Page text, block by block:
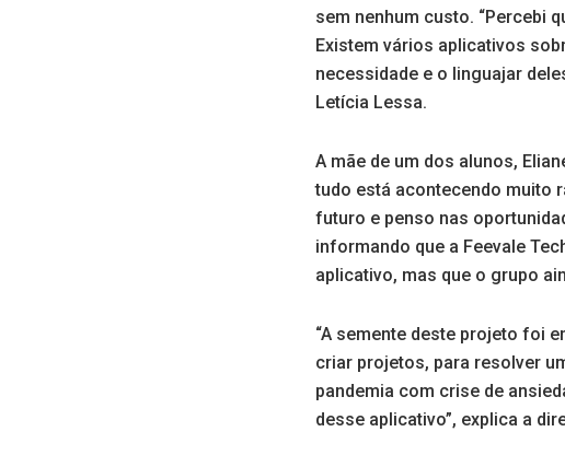
sem nenhum custo. “Percebi
Existem vários aplicativos
necessidade e o linguajar
Letícia Lessa.
A mãe de um dos alunos,
tudo está acontecendo muito
futuro e penso nas
informando que a Feevale
aplicativo, mas que o grupo
“A semente deste projeto foi
criar projetos, para resolver
pandemia com crise de
desse aplicativo”, explica a